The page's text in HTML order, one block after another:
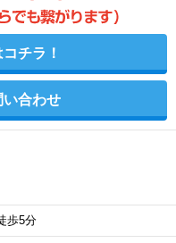
チラ！
い合わせ
歩5分